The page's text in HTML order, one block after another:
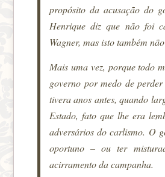
propósito da acusação do
Henrique diz que não foi
Wagner, mas isto também
Mais uma vez, porque todo
governo por medo de
tivera anos antes, quando
Estado, fato que lhe era
adversários do carlismo. O
oportuno – ou ter
acirramento da campanha.